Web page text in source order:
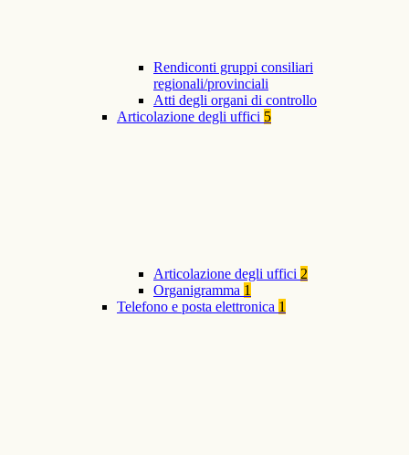
Rendiconti gruppi consiliari
regionali/provinciali
Atti degli organi di controllo
Articolazione degli uffici 5
Articolazione degli uffici 2
Organigramma 1
Telefono e posta elettronica 1